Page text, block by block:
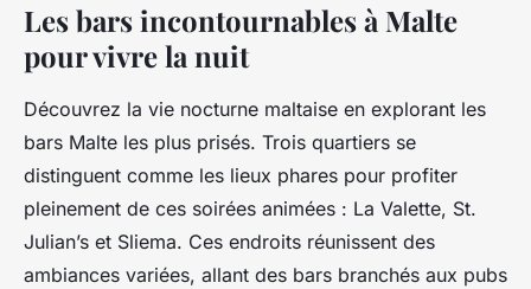
Les bars incontournables à Malte
pour vivre la nuit
Découvrez la vie nocturne maltaise en explorant les
bars Malte les plus prisés. Trois quartiers se
distinguent comme les lieux phares pour profiter
pleinement de ces soirées animées : La Valette, St.
Julian’s et Sliema. Ces endroits réunissent des
ambiances variées, allant des bars branchés aux pubs